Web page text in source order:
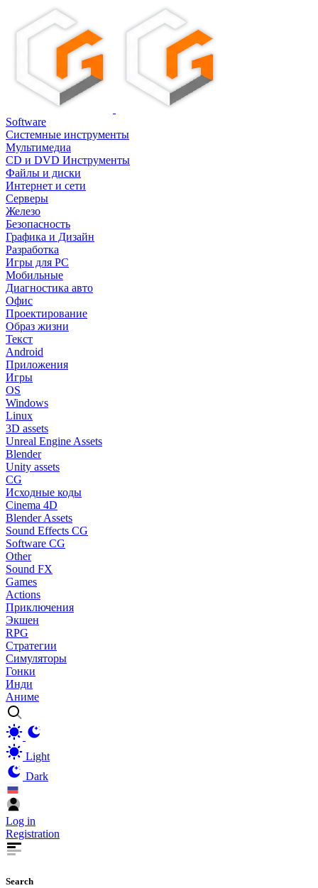
Software
Системные инструменты
Мультимедиа
CD и DVD Инструменты
Файлы и диски
Интернет и сети
Серверы
Железо
Безопасность
Графика и Дизайн
Разработка
Игры для PC
Мобильные
Диагностика авто
Офис
Проектирование
Образ жизни
Текст
Android
Приложения
Игры
OS
Windows
Linux
3D assets
Unreal Engine Assets
Blender
Unity assets
CG
Исходные коды
Cinema 4D
Blender Assets
Sound Effects CG
Software CG
Other
Sound FX
Games
Actions
Приключения
Экшен
RPG
Стратегии
Симуляторы
Гонки
Инди
Аниме
Light
Dark
Log in
Registration
Search